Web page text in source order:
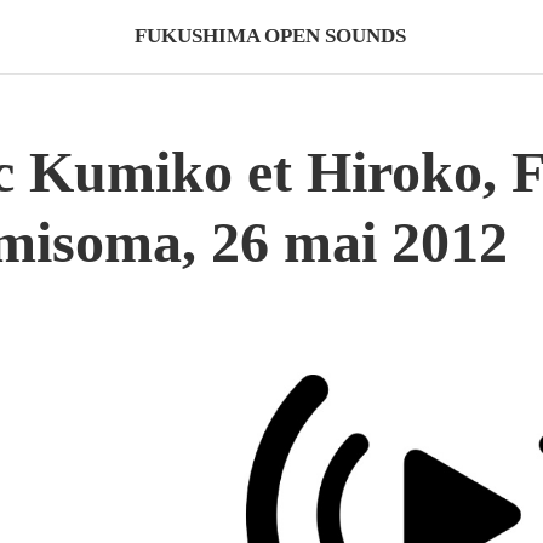
FUKUSHIMA OPEN SOUNDS
Kumiko et Hiroko,
26 mai 2012